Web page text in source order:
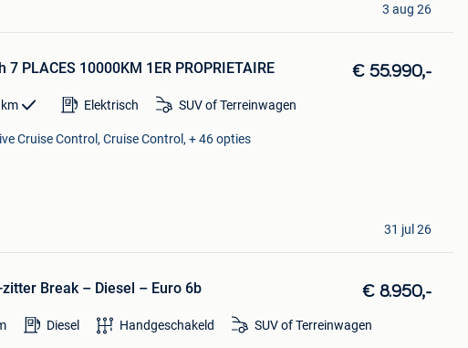
3 aug 26
7 PLACES 10000KM 1ER PROPRIETAIRE € 55.990,-
km Elektrisch SUV of Terreinwagen
Cruise Control, Cruise Control, + 46 opties
31 jul 26
zitter Break – Diesel – Euro 6b € 8.950,-
Diesel Handgeschakeld SUV of Terreinwagen